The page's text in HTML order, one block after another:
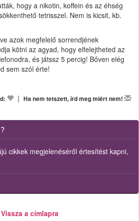
hogy a nikotin, koffein és az éhség
tetrisszel. Nem is kicsit, kb.
azok megfelelő sorrendjének
kötni az agyad, hogy elfelejtheted az
és játssz 5 percig! Bőven elég
sem szól érte!
| Ha nem tetszett, írd meg miért nem!
cikkek megjelenéséről értesítést kapni,
Vissza a címlapra